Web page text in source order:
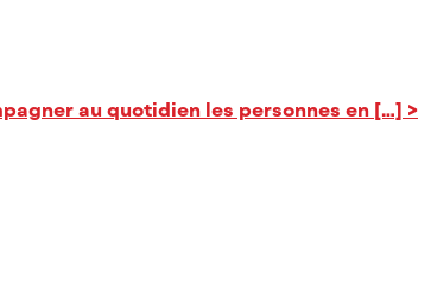
au quotidien les personnes en […] >